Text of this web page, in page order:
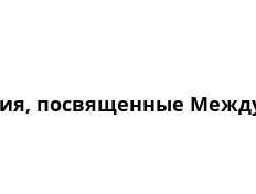
посвященные